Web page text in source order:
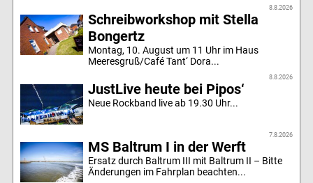
8.8.2026
Schreibworkshop mit Stella
Bongertz
Montag, 10. August um 11 Uhr im Haus
Meeresgruß/Café Tant‘ Dora...
8.8.2026
JustLive heute bei Pipos‘
Neue Rockband live ab 19.30 Uhr...
7.8.2026
MS Baltrum I in der Werft
Ersatz durch Baltrum III mit Baltrum II – Bitte
Änderungen im Fahrplan beachten...